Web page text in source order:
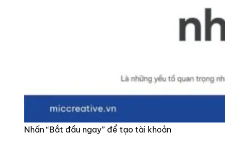
Nhấn “Bắt đầu ngay” để tạo tài khoản